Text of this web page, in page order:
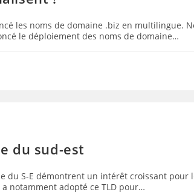
les noms de domaine .biz en multilingue.
le déploiement des noms de domaine…
du sud-est
du S-E démontrent un intérêt croissant pour
a notamment adopté ce TLD pour…